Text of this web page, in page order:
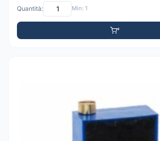
Quantità: Min: 1